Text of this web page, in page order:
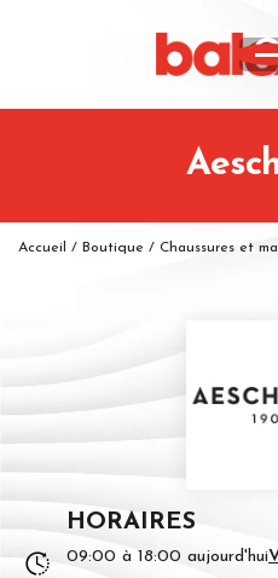
Accueil / Boutique / Chaussures et
HORAIRES
09:00 à 18:00 aujourd'hui